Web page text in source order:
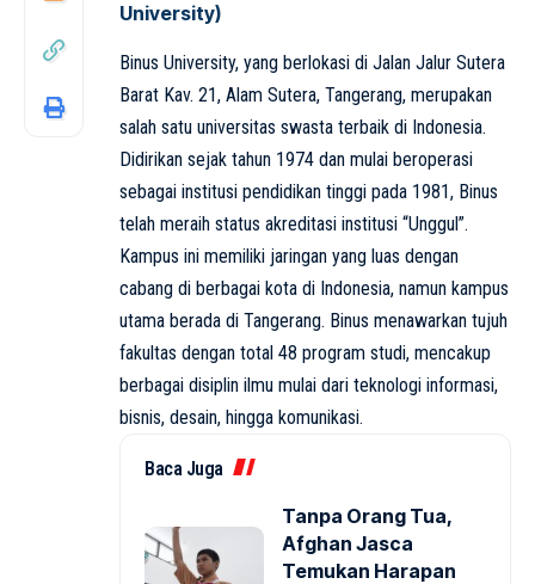
University)
Binus University, yang berlokasi di Jalan Jalur Sutera
Barat Kav. 21, Alam Sutera, Tangerang, merupakan
salah satu universitas swasta terbaik di Indonesia.
Didirikan sejak tahun 1974 dan mulai beroperasi
sebagai institusi pendidikan tinggi pada 1981, Binus
telah meraih status akreditasi institusi “Unggul”.
Kampus ini memiliki jaringan yang luas dengan
cabang di berbagai kota di Indonesia, namun kampus
utama berada di Tangerang. Binus menawarkan tujuh
fakultas dengan total 48 program studi, mencakup
berbagai disiplin ilmu mulai dari teknologi informasi,
bisnis, desain, hingga komunikasi.
Baca Juga
Tanpa Orang Tua,
Afghan Jasca
Temukan Harapan